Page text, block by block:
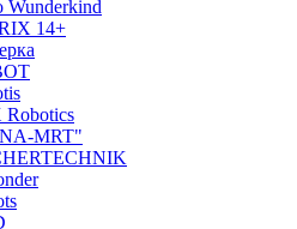
Wunderkind
14+
MRT"